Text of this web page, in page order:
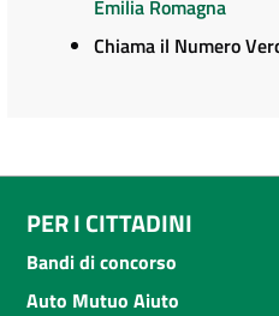
Emilia Romagna
Chiama il Numero
PER I CITTADINI
Bandi di concorso
Auto Mutuo Aiuto